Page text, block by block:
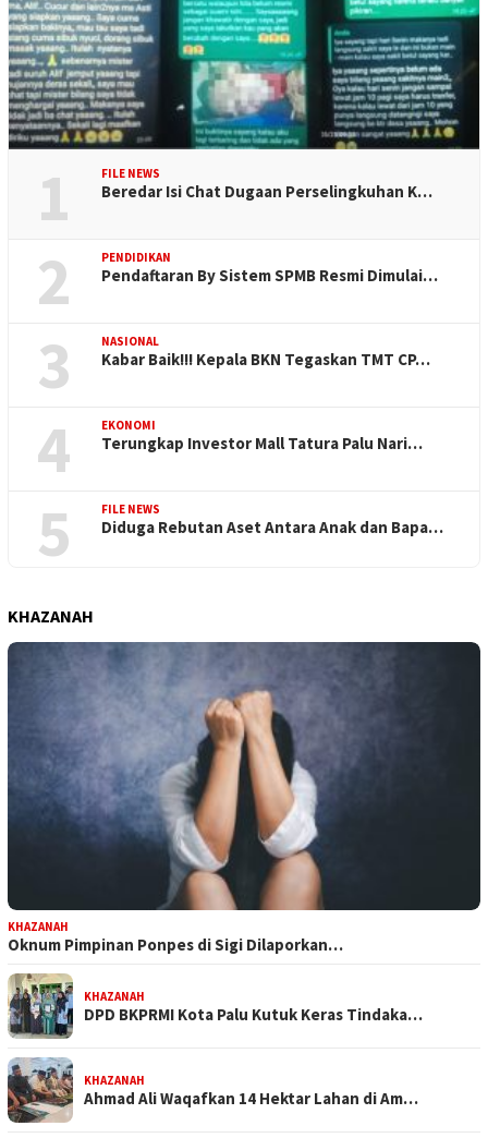
1 FILE NEWS
Beredar Isi Chat Dugaan Perselingkuhan K…
2 PENDIDIKAN
Pendaftaran By Sistem SPMB Resmi Dimulai…
3 NASIONAL
Kabar Baik!!! Kepala BKN Tegaskan TMT CP…
4 EKONOMI
Terungkap Investor Mall Tatura Palu Nari…
5 FILE NEWS
Diduga Rebutan Aset Antara Anak dan Bapa…
KHAZANAH
KHAZANAH
Oknum Pimpinan Ponpes di Sigi Dilaporkan…
KHAZANAH
DPD BKPRMI Kota Palu Kutuk Keras Tindaka…
KHAZANAH
Ahmad Ali Waqafkan 14 Hektar Lahan di Am…